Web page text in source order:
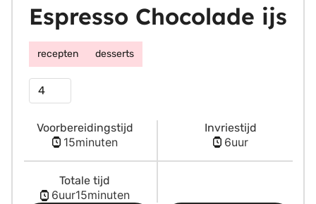
Espresso Chocolade ijs
recepten desserts
Porties
Voorbereidingstijd
15minuten
minuten
Invriestijd
6uur
uur
Totale tijd
6uur
uur15minuten
minuten